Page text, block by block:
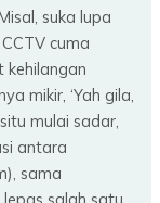
suka lupa
cuma
kehilangan
mikir, ‘Yah gila,
mulai sadar,
antara
sama